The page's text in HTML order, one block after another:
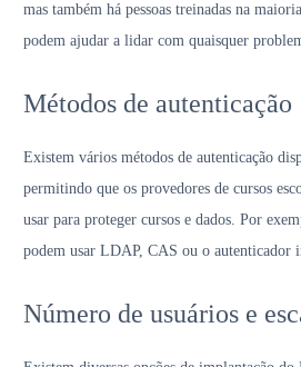
mas também há pessoas treinadas na
podem ajudar a lidar com quaisquer
Métodos de autenticação
Existem vários métodos de autenticação
permitindo que os provedores de cursos
usar para proteger cursos e dados. Por
podem usar LDAP, CAS ou o autenticador
Número de usuários e